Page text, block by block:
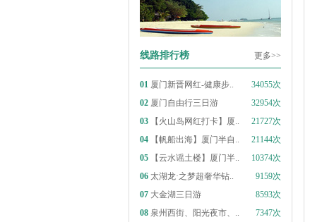
线路排行榜 更多>>
01 厦门新晋网红-健康步..
34055次
02 厦门自由行三日游
32954次
03 【火山岛网红打卡】厦..
21727次
04 【帆船出海】厦门半自..
21144次
05 【云水谣土楼】厦门半..
10374次
06 太湖龙·之梦超奢华钻..
9159次
07 大金湖三日游
8593次
08 泉州西街、阳光夜市、.. 7347次